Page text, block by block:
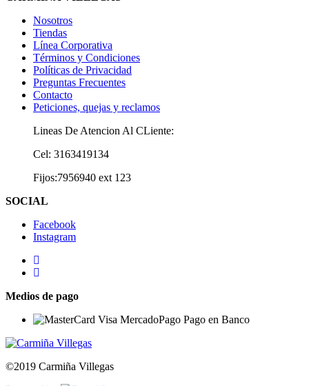
Nosotros
Tiendas
Línea Corporativa
Términos y Condiciones
Políticas de Privacidad
Preguntas Frecuentes
Contacto
Peticiones, quejas y reclamos
Lineas De Atencion Al CLiente:
Cel: 3163419134
Fijos:7956940 ext 123
SOCIAL
Facebook
Instagram
Medios de pago
©2019 Carmiña Villegas